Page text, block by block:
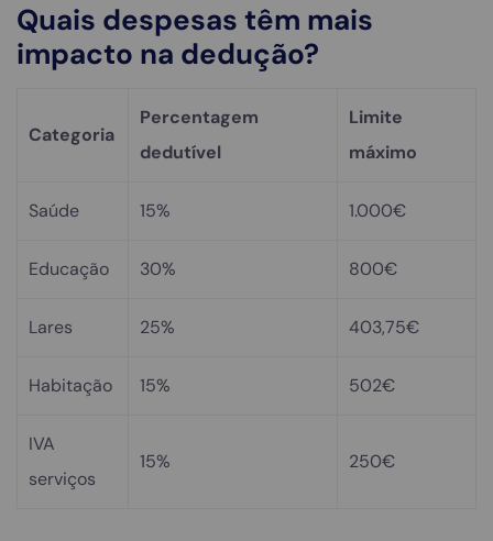
Quais despesas têm mais
impacto na dedução?
Categoria
Percentagem
dedutível
Limite
máximo
Saúde 15% 1.000€
Educação 30% 800€
Lares 25% 403,75€
Habitação 15% 502€
IVA
serviços
15% 250€